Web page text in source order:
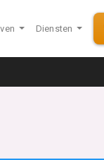
Diensten